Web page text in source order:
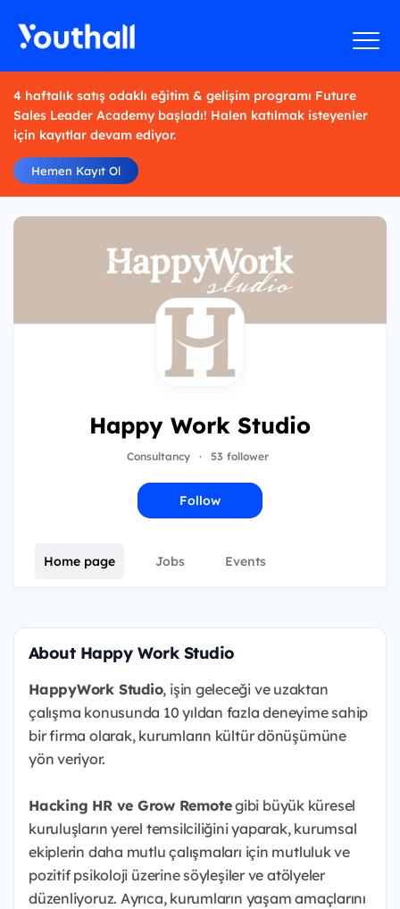
4 haftalık satış odaklı eğitim & gelişim programı Future
Sales Leader Academy başladı! Halen katılmak isteyenler
için kayıtlar devam ediyor.
Hemen Kayıt Ol
Happy Work Studio
Consultancy · 53 follower
Follow
Home page Jobs Events
About Happy Work Studio
HappyWork Studio, işin geleceği ve uzaktan
çalışma konusunda 10 yıldan fazla deneyime sahip
bir firma olarak, kurumların kültür dönüşümüne
yön veriyor.
Hacking HR ve Grow Remotegibi büyük küresel
kuruluşların yerel temsilciliğini yaparak, kurumsal
ekiplerin daha mutlu çalışmaları için mutluluk ve
pozitif psikoloji üzerine söyleşiler ve atölyeler
düzenliyoruz. Ayrıca, kurumların yaşam amaçlarını